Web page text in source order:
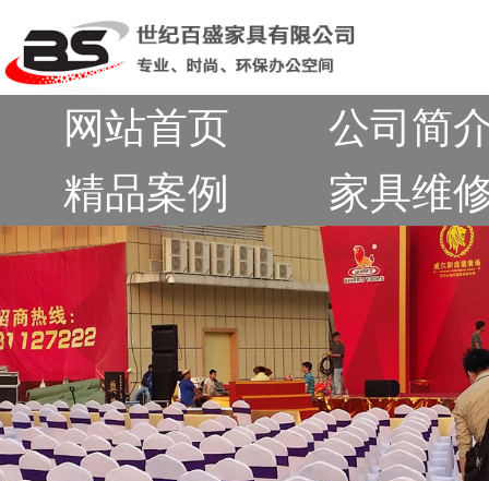
网站首页
公司简
精品案例
家具维